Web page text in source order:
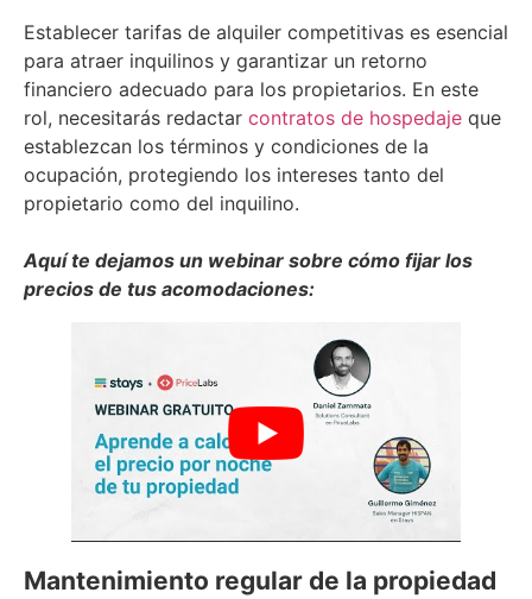
Establecer tarifas de alquiler competitivas es esencial
para atraer inquilinos y garantizar un retorno
financiero adecuado para los propietarios. En este
rol, necesitarás redactar contratos de hospedaje que
establezcan los términos y condiciones de la
ocupación, protegiendo los intereses tanto del
propietario como del inquilino.
Aquí te dejamos un webinar sobre cómo fijar los
precios de tus acomodaciones:
Mantenimiento regular de la propiedad